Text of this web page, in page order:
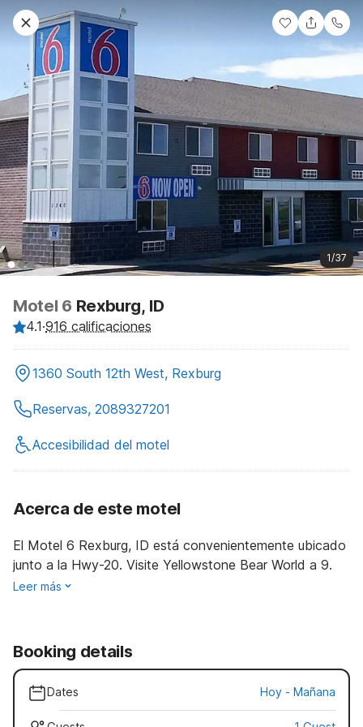
1/37
Motel 6 Rexburg, ID
4.1·916 calificaciones
1360 South 12th West, Rexburg
Reservas, 2089327201
Accesibilidad del motel
Acerca de este motel
El Motel 6 Rexburg, ID está convenientemente ubicado
junto a la Hwy-20. Visite Yellowstone Bear World a 9.
Leer más
Booking details
Dates Hoy - Mañana